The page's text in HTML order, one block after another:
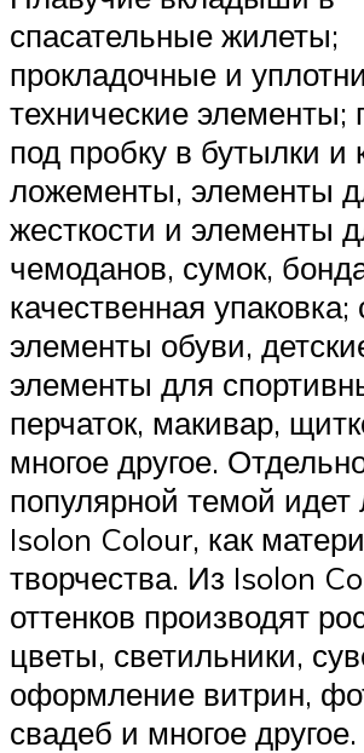
спасательные жилеты;
прокладочные и
технические элементы;
под пробку в бутылки и
ложементы, элементы
жесткости и элементы
чемоданов, сумок,
качественная упаковка;
элементы обуви,
элементы для
перчаток, макивар,
многое другое.
популярной темой идет
Isolon Colour, как
творчества. Из Isolon
оттенков производят
цветы, светильники,
оформление витрин,
свадеб и многое другое.